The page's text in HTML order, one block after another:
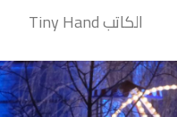
الكاتب Tiny Hand